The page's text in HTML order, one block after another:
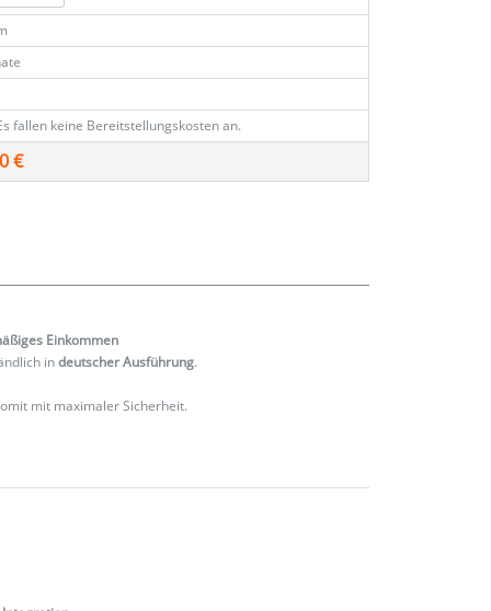
fallen keine Bereitstellungskosten an.
€
Einkommen
indeutscher Ausführung.
mit maximaler Sicherheit.